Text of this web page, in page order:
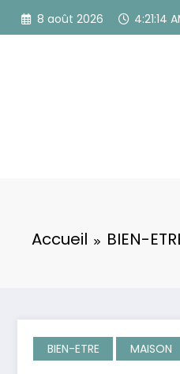
Aller
8 août 2026 4:21:15
Accueil BIEN-
BIEN-ETRE MAISON